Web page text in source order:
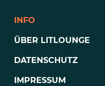
INFO
ÜBER LITLOUNGE
DATENSCHUTZ
IMPRESSUM